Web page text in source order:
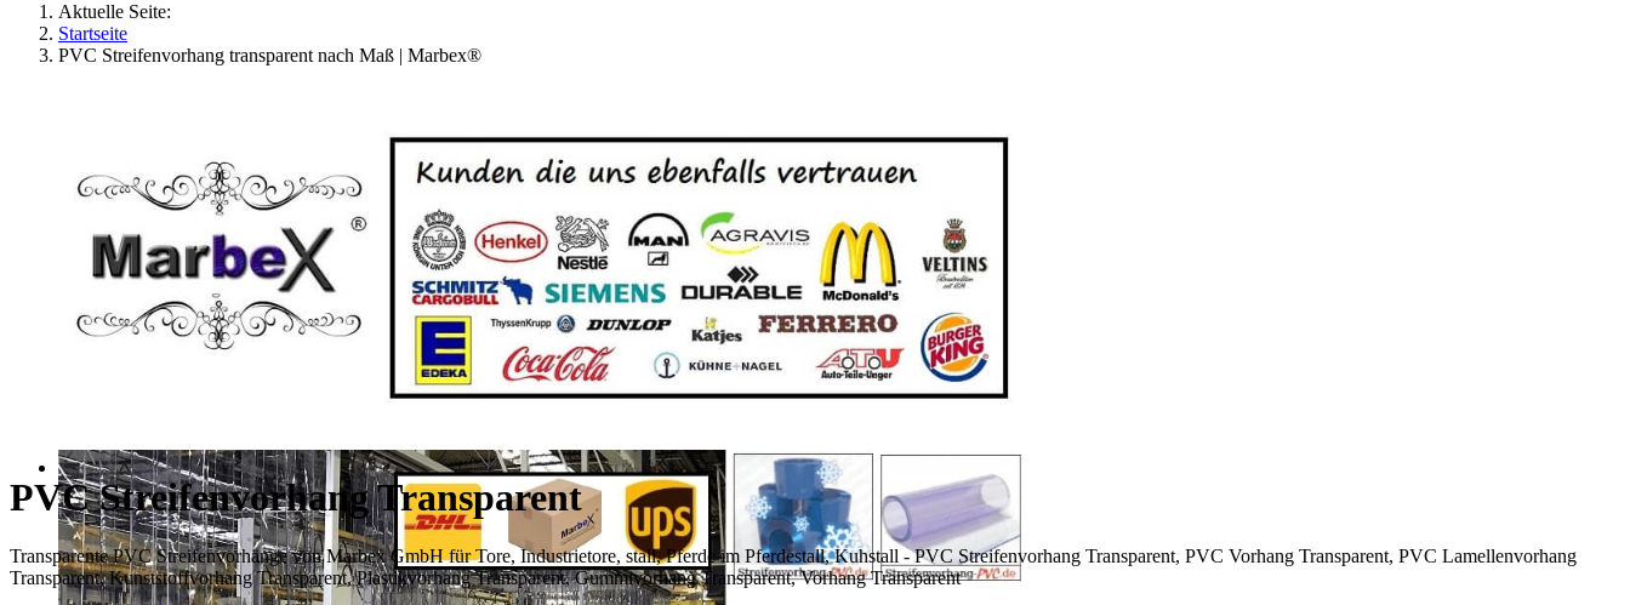
Aktuelle Seite:
Startseite
PVC Streifenvorhang transparent nach Maß | Marbex®
PVC Streifenvorhang Transparent
Transparente PVC Streifenvorhänge von Marbex GmbH für Tore, Industrietore, stall, Pferde im Pferdestall, Kuhstall - PVC Streifenvorhang Transparent, PVC Vorhang Transparent, PVC Lamellenvorhang
Transparent, Kunststoffvorhang Transparent, Plastikvorhang Transparent, Gummivorhang Transparent, Vorhang Transparent